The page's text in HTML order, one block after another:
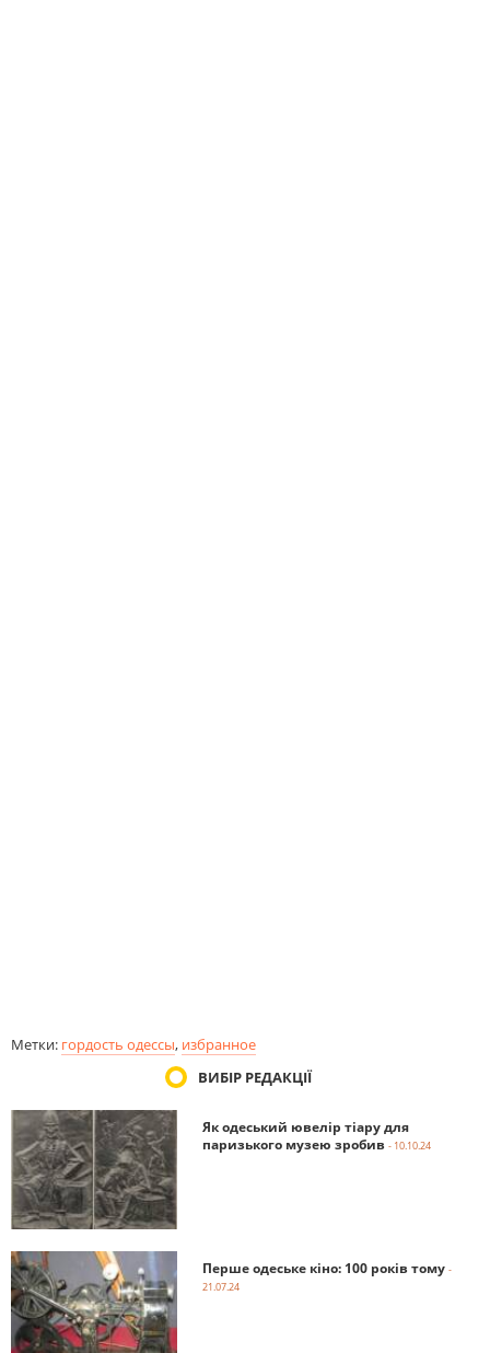
Метки: гордость одессы, избранное
ВИБІР РЕДАКЦІЇ
Як одеський ювелір тіару для
паризького музею зробив - 10.10.24
Перше одеське кіно: 100 років тому -
21.07.24